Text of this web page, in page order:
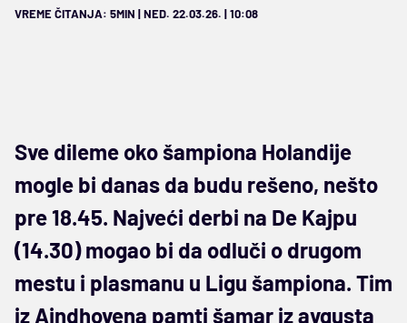
VREME ČITANJA: 5MIN | NED. 22.03.26. | 10:08
Sve dileme oko šampiona Holandije
mogle bi danas da budu rešeno, nešto
pre 18.45. Najveći derbi na De Kajpu
(14.30) mogao bi da odluči o drugom
mestu i plasmanu u Ligu šampiona. Tim
iz Ajndhovena pamti šamar iz avgusta